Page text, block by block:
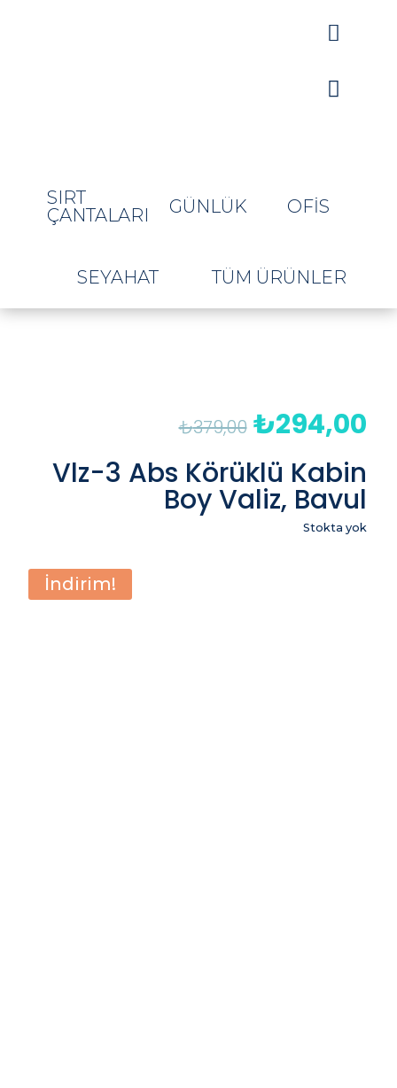


SIRT
ÇANTALARI
GÜNLÜK OFIS
SEYAHAT TÜM ÜRÜNLER
₺379,00 Orijinal
fiyat:
₺379,00.
₺294,00Şu
Vlz-3 Abs Körüklü Kabin
Boy Valiz, Bavul
Stokta yok
İndirim!